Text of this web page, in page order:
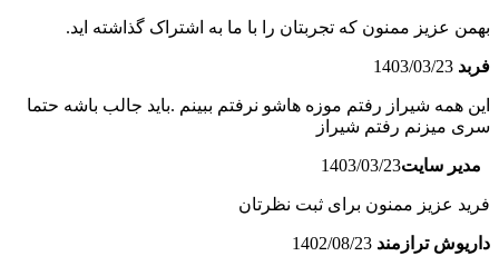
بهمن عزیز ممنون که تجربتان را با ما به اشتراک گذاشته اید.
فربد 1403/03/23
این همه شیراز رفتم موزه هاشو نرفتم ببینم .باید جالب باشه حتما
سری میزنم رفتم شیراز
مدیر سایت1403/03/23
فرید عزیز ممنون برای ثبت نظرتان
داریوش ترازمند 1402/08/23